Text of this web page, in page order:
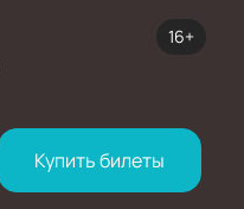
16+
Купить билеты